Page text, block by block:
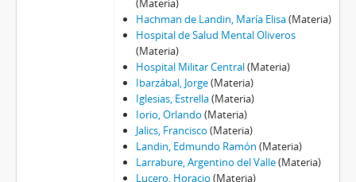
(Materia)
Hachman de Landin, María Elisa(Materia)
Hospital de Salud Mental Oliveros
(Materia)
Hospital Militar Central(Materia)
Ibarzábal, Jorge(Materia)
Iglesias, Estrella(Materia)
Iorio, Orlando (Materia)
Jalics, Francisco (Materia)
Landin, Edmundo Ramón (Materia)
Larrabure, Argentino del Valle(Materia)
Lucero, Horacio (Materia)